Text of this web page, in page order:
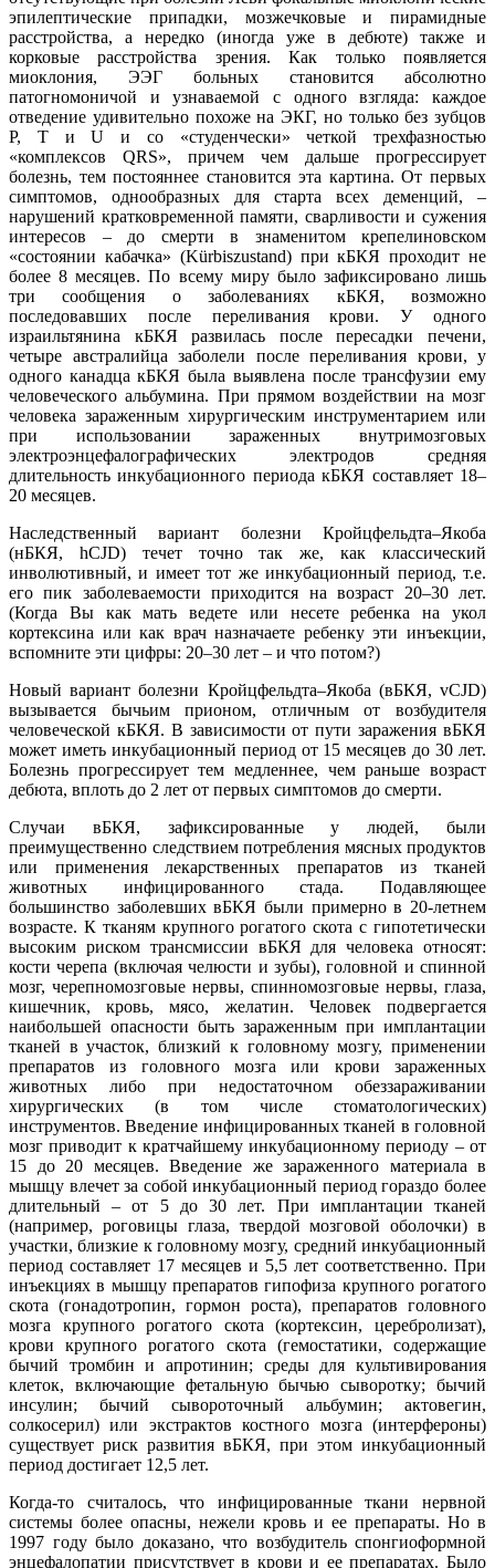
эпилептические припадки, мозжечковые и пирамидные
расстройства, а нередко (иногда уже в дебюте) также и
корковые расстройства зрения. Как только появляется
миоклония, ЭЭГ больных становится абсолютно
патогномоничой и узнаваемой с одного взгляда: каждое
отведение удивительно похоже на ЭКГ, но только без зубцов
P, T и U и со «студенчески» четкой трехфазностью
«комплексов QRS», причем чем дальше прогрессирует
болезнь, тем постояннее становится эта картина. От первых
симптомов, однообразных для старта всех деменций, –
нарушений кратковременной памяти, сварливости и сужения
интересов – до смерти в знаменитом крепелиновском
«состоянии кабачка» (Kürbiszustand) при кБКЯ проходит не
более 8 месяцев. По всему миру было зафиксировано лишь
три сообщения о заболеваниях кБКЯ, возможно
последовавших после переливания крови. У одного
израильтянина кБКЯ развилась после пересадки печени,
четыре австралийца заболели после переливания крови, у
одного канадца кБКЯ была выявлена после трансфузии ему
человеческого альбумина. При прямом воздействии на мозг
человека зараженным хирургическим инструментарием или
при использовании зараженных внутримозговых
электроэнцефалографических электродов средняя
длительность инкубационного периода кБКЯ составляет 18–
20 месяцев.
Наследственный вариант болезни Кройцфельдта–Якоба
(нБКЯ, hCJD) течет точно так же, как классический
инволютивный, и имеет тот же инкубационный период, т.е.
его пик заболеваемости приходится на возраст 20–30 лет.
(Когда Вы как мать ведете или несете ребенка на укол
кортексина или как врач назначаете ребенку эти инъекции,
вспомните эти цифры: 20–30 лет – и что потом?)
Новый вариант болезни Кройцфельдта–Якоба (вБКЯ, vCJD)
вызывается бычьим прионом, отличным от возбудителя
человеческой кБКЯ. В зависимости от пути заражения вБКЯ
может иметь инкубационный период от 15 месяцев до 30 лет.
Болезнь прогрессирует тем медленнее, чем раньше возраст
дебюта, вплоть до 2 лет от первых симптомов до смерти.
Случаи вБКЯ, зафиксированные у людей, были
преимущественно следствием потребления мясных продуктов
или применения лекарственных препаратов из тканей
животных инфицированного стада. Подавляющее
большинство заболевших вБКЯ были примерно в 20-летнем
возрасте. К тканям крупного рогатого скота с гипотетически
высоким риском трансмиссии вБКЯ для человека относят:
кости черепа (включая челюсти и зубы), головной и спинной
мозг, черепномозговые нервы, спинномозговые нервы, глаза,
кишечник, кровь, мясо, желатин. Человек подвергается
наибольшей опасности быть зараженным при имплантации
тканей в участок, близкий к головному мозгу, применении
препаратов из головного мозга или крови зараженных
животных либо при недостаточном обеззараживании
хирургических (в том числе стоматологических)
инструментов. Введение инфицированных тканей в головной
мозг приводит к кратчайшему инкубационному периоду – от
15 до 20 месяцев. Введение же зараженного материала в
мышцу влечет за собой инкубационный период гораздо более
длительный – от 5 до 30 лет. При имплантации тканей
(например, роговицы глаза, твердой мозговой оболочки) в
участки, близкие к головному мозгу, средний инкубационный
период составляет 17 месяцев и 5,5 лет соответственно. При
инъекциях в мышцу препаратов гипофиза крупного рогатого
скота (гонадотропин, гормон роста), препаратов головного
мозга крупного рогатого скота (кортексин, церебролизат),
крови крупного рогатого скота (гемостатики, содержащие
бычий тромбин и апротинин; среды для культивирования
клеток, включающие фетальную бычью сыворотку; бычий
инсулин; бычий сывороточный альбумин; актовегин,
солкосерил) или экстрактов костного мозга (интерфероны)
существует риск развития вБКЯ, при этом инкубационный
период достигает 12,5 лет.
Когда-то считалось, что инфицированные ткани нервной
системы более опасны, нежели кровь и ее препараты. Но в
1997 году было доказано, что возбудитель спонгиоформной
энцефалопатии присутствует в крови и ее препаратах. Было